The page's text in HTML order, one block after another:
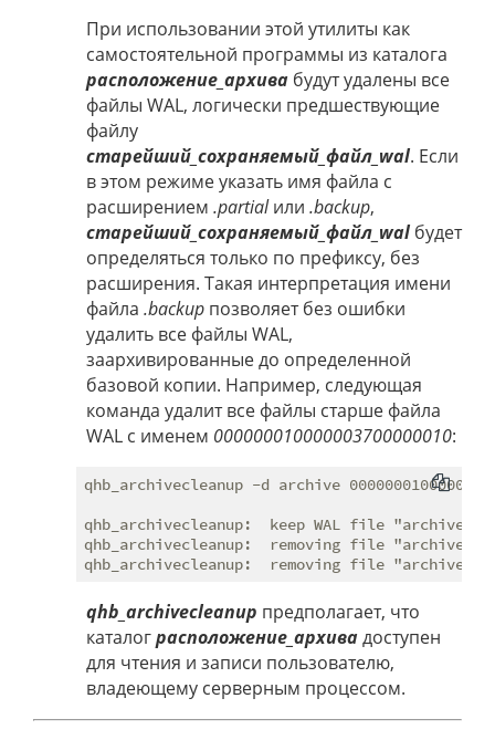
При использовании этой утилиты как
самостоятельной программы из каталога
расположение_архива будут удалены все
файлы WAL, логически предшествующие
файлу
старейший_сохраняемый_файл_wal. Если
в этом режиме указать имя файла с
расширением .partialили .backup,
старейший_сохраняемый_файл_walбудет
определяться только по префиксу, без
расширения. Такая интерпретация имени
файла .backup позволяет без ошибки
удалить все файлы WAL,
заархивированные до определенной
базовой копии. Например, следующая
команда удалит все файлы старше файла
WAL с именем 000000010000003700000010:
qhb_archivecleanup -d archive
qhb_archivecleanup:  keep WAL file "archive/
qhb_archivecleanup:  removing file "archive/
qhb_archivecleanup предполагает, что
каталограсположение_архивадоступен
для чтения и записи пользователю,
владеющему серверным процессом.